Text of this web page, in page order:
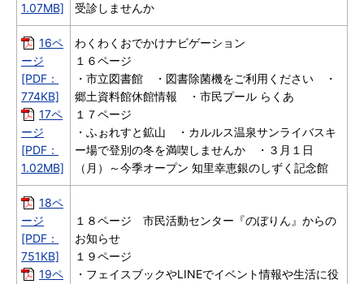
1.07MB]
受診しませんか
16ペ
ージ
[PDF：
774KB]
17ペ
ージ
[PDF：
1.02MB]
わくわくおでかけナビゲーション
１６ページ
・市立図書館 ・図書除菌機をご利用ください ・
郷土資料館休館情報 ・市民プール らくあ
１７ページ
・ふぉれすと鉱山 ・カルルス温泉サンライバスキ
ー場で登別の冬を満喫しませんか ・３月１日
（月）～今季オープン 知里幸恵銀のしずく記念館
18ペ
ージ
[PDF：
751KB]
19ペ
１８ページ 市民活動センター『のぼりん』からの
お知らせ
１９ページ
・フェイスブックやLINEでイベント情報や生活に役